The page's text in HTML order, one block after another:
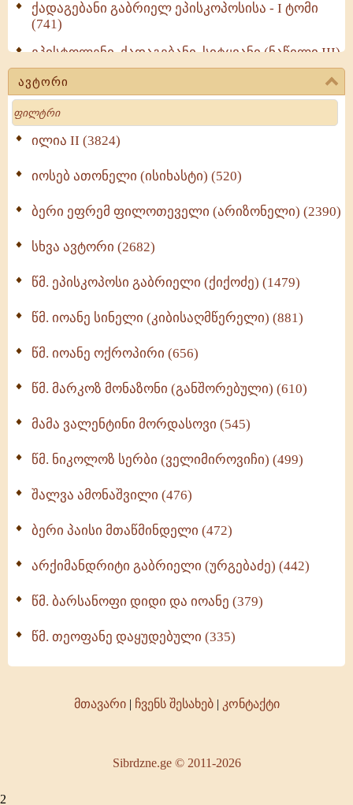
ქადაგებანი გაბრიელ ეპისკოპოსისა - I ტომი
(741)
ეპისტოლენი, ქადაგებანი, სიტყვანი (ნაწილი III)
(723)
მოძღვრის ძალზე სასარგებლო რჩევები
მრევლისათვის (545)
Wisdomge (514)
ქადაგებანი გაბრიელ ეპისკოპოსისა - II ტომი
სულიერი ცხოვრების სახელმძღვანელო -
ნაწილი II (369)
ავტორი
Search
ილია II (3824)
იოსებ ათონელი (ისიხასტი) (520)
ბერი ეფრემ ფილოთეველი (არიზონელი) (2390)
სხვა ავტორი (2682)
წმ. ეპისკოპოსი გაბრიელი (ქიქოძე) (1479)
წმ. იოანე სინელი (კიბისაღმწერელი) (881)
წმ. იოანე ოქროპირი (656)
წმ. მარკოზ მონაზონი (განშორებული) (610)
მამა ვალენტინი მორდასოვი (545)
წმ. ნიკოლოზ სერბი (ველიმიროვიჩი) (499)
შალვა ამონაშვილი (476)
ბერი პაისი მთაწმინდელი (472)
არქიმანდრიტი გაბრიელი (ურგებაძე) (442)
წმ. ბარსანოფი დიდი და იოანე (379)
წმ. თეოფანე დაყუდებული (335)
მთავარი| ჩვენს შესახებ| კონტაქტი
Sibrdzne.ge © 2011-2026
2